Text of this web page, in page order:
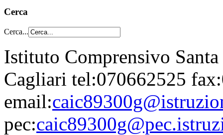
Cerca
Cerca...
Istituto Comprensivo
Cagliari tel:070662525
email:
pec: